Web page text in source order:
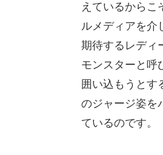
えているからこ
ルメディアを介
期待するレディ
モンスターと呼
囲い込もうとす
のジャージ姿を
ているのです。